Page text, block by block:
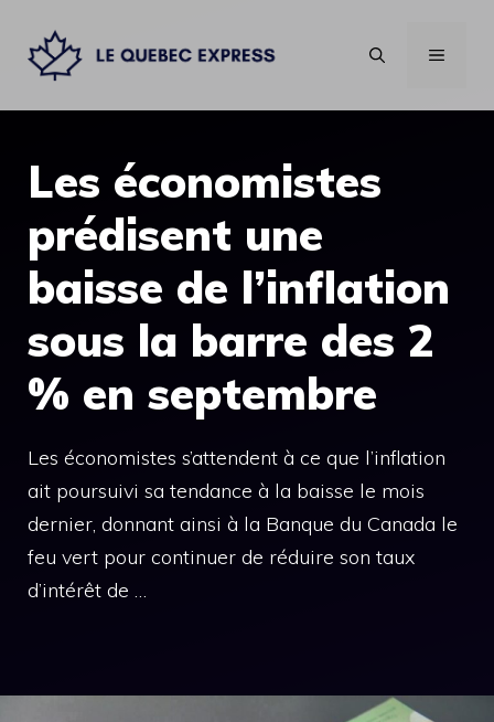
contenu
MENU
Les économistes
prédisent une
baisse de l’inflation
sous la barre des 2
% en septembre
Les économistes s’attendent à ce que l’inflation
ait poursuivi sa tendance à la baisse le mois
dernier, donnant ainsi à la Banque du Canada le
feu vert pour continuer de réduire son taux
d’intérêt de …